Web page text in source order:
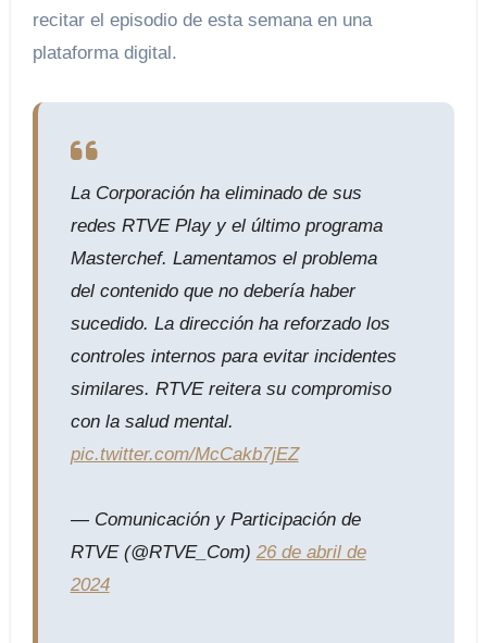
recitar el episodio de esta semana en una
plataforma digital.
La Corporación ha eliminado de sus
redes RTVE Play y el último programa
Masterchef. Lamentamos el problema
del contenido que no debería haber
sucedido. La dirección ha reforzado los
controles internos para evitar incidentes
similares. RTVE reitera su compromiso
con la salud mental.
pic.twitter.com/McCakb7jEZ
— Comunicación y Participación de
RTVE (@RTVE_Com) 26 de abril de
2024